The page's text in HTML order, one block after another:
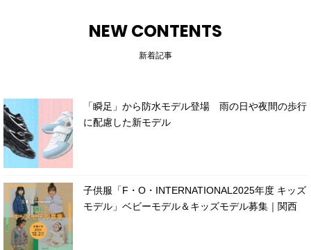
NEW CONTENTS
新着記事
「瞬足」から防水モデル登場 雨の日や夜間の歩行
に配慮した新モデル
子供服「F・O・INTERNATIONAL2025年度 キッズ
モデル」ベビーモデル＆キッズモデル募集｜関西